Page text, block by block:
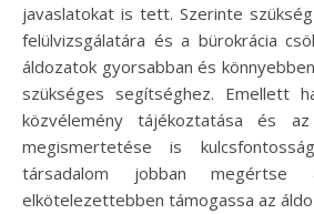
javaslatokat is tett. Szerinte
felülvizsgálatára és a bürokrácia
áldozatok gyorsabban és
szükséges segítséghez. Emellett
közvélemény tájékoztatása és
megismertetése is
társadalom jobban
elkötelezettebben támogassa az